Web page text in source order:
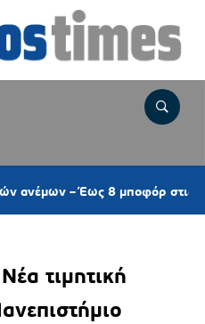
μποφόρ στις Κυκλάδες
τιμητική